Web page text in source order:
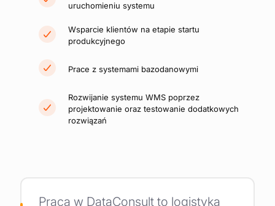
uruchomieniu systemu
Wsparcie klientów na etapie startu
produkcyjnego
Prace z systemami bazodanowymi
Rozwijanie systemu WMS poprzez
projektowanie oraz testowanie dodatkowych
rozwiązań
Praca w DataConsult to logistyka